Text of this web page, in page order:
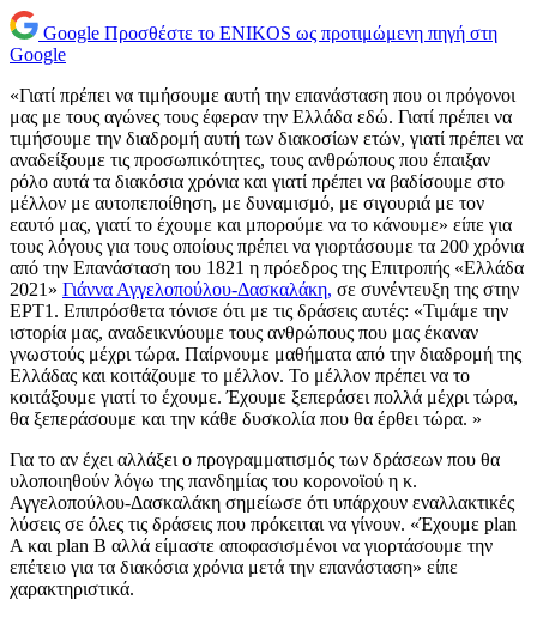
Google Προσθέστε το ENIKOS ως προτιμώμενη πηγή στη
Google
«Γιατί πρέπει να τιμήσουμε αυτή την επανάσταση που οι πρόγονοι
μας με τους αγώνες τους έφεραν την Ελλάδα εδώ. Γιατί πρέπει να
τιμήσουμε την διαδρομή αυτή των διακοσίων ετών, γιατί πρέπει να
αναδείξουμε τις προσωπικότητες, τους ανθρώπους που έπαιξαν
ρόλο αυτά τα διακόσια χρόνια και γιατί πρέπει να βαδίσουμε στο
μέλλον με αυτοπεποίθηση, με δυναμισμό, με σιγουριά με τον
εαυτό μας, γιατί το έχουμε και μπορούμε να το κάνουμε» είπε για
τους λόγους για τους οποίους πρέπει να γιορτάσουμε τα 200 χρόνια
από την Επανάσταση του 1821 η πρόεδρος της Επιτροπής «Ελλάδα
2021» Γιάννα Αγγελοπούλου-Δασκαλάκη, σε συνέντευξη της στην
ΕΡΤ1. Επιπρόσθετα τόνισε ότι με τις δράσεις αυτές: «Τιμάμε την
ιστορία μας, αναδεικνύουμε τους ανθρώπους που μας έκαναν
γνωστούς μέχρι τώρα. Παίρνουμε μαθήματα από την διαδρομή της
Ελλάδας και κοιτάζουμε το μέλλον. Το μέλλον πρέπει να το
κοιτάξουμε γιατί το έχουμε. Έχουμε ξεπεράσει πολλά μέχρι τώρα,
θα ξεπεράσουμε και την κάθε δυσκολία που θα έρθει τώρα. »
Για το αν έχει αλλάξει ο προγραμματισμός των δράσεων που θα
υλοποιηθούν λόγω της πανδημίας του κορονοϊού η κ.
Αγγελοπούλου-Δασκαλάκη σημείωσε ότι υπάρχουν εναλλακτικές
λύσεις σε όλες τις δράσεις που πρόκειται να γίνουν. «Έχουμε plan
Α και plan Β αλλά είμαστε αποφασισμένοι να γιορτάσουμε την
επέτειο για τα διακόσια χρόνια μετά την επανάσταση» είπε
χαρακτηριστικά.